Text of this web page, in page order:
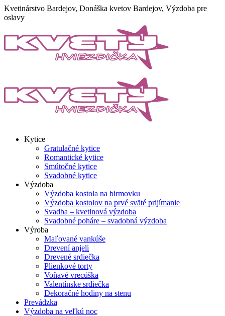
Skip
to
Kvetinárstvo Bardejov, Donáška kvetov Bardejov, Výzdoba pre
oslavy
Kytice
Gratulačné kytice
Romantické kytice
Smútočné kytice
Svadobné kytice
Výzdoba
Výzdoba kostola na birmovku
Výzdoba kostolov na prvé sväté prijímanie
Svadba – kvetinová výzdoba
Svadobné poháre – svadobná výzdoba
Výroba
Maľované vankúše
Drevení anjeli
Drevené srdiečka
Plienkové torty
Voňavé vrecúška
Valentínske srdiečka
Dekoračné hodiny na stenu
Prevádzka
Výzdoba na veľkú noc